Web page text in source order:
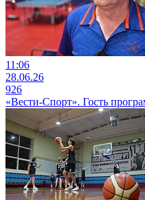
11:06
28.06.26
926
«Вести-Спорт». Гость